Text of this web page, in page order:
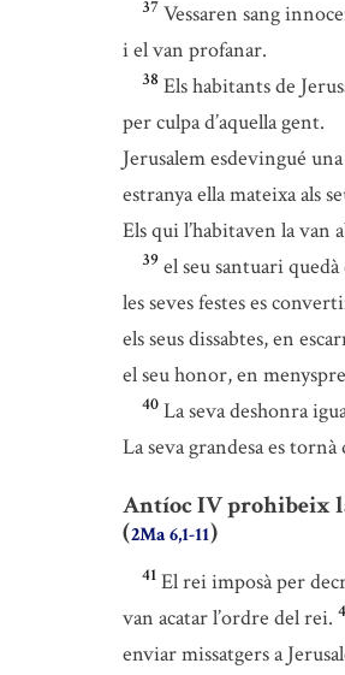
37 Vessaren sang
i el van profanar.
38 Els habitants de
per culpa d’aquella gent.
Jerusalem esdevingué
estranya ella mateixa als
Els qui l’habitaven la van
39 el seu santuari
les seves festes es
els seus dissabtes, en
el seu honor, en
40 La seva deshonra
La seva grandesa es tornà
Antíoc IV prohibeix
(2Ma 6,1-11)
41 El rei imposà per
van acatar l’ordre del rei.
enviar missatgers a